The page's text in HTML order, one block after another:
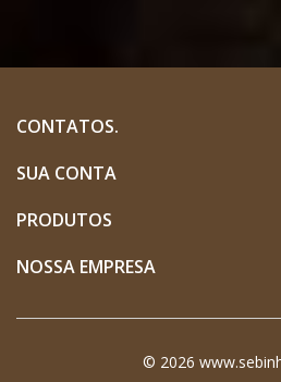
CONTATOS.
SUA CONTA
PRODUTOS
NOSSA EMPRESA
© 2026